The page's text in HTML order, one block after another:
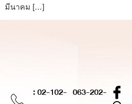
มีนาคม […]
: 02-102- 063-202-